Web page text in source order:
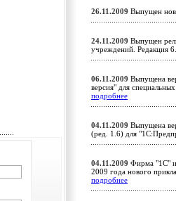
26.11.2009 Выпущен
24.11.2009 Выпущен
учреждений. Редакция
06.11.2009 Выпущена
версия" для
подробнее
04.11.2009 Выпущена
(ред. 1.6) для
04.11.2009 Фирма "1С"
2009 года нового
подробнее